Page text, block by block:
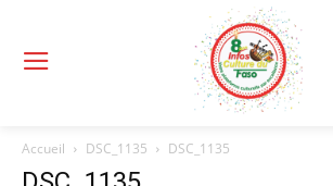
Accueil DSC_1135 DSC_1135